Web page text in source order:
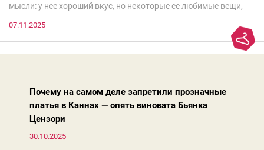
мысли: у нее хороший вкус, но некоторые ее любимые вещи,
моды. Вовсе нет.Проблема в том, что сама мода сделала шаг
07.11.2025
Почему на самом деле запретили прозначные
платья в Каннах — опять виновата Бьянка
Цензори
30.10.2025